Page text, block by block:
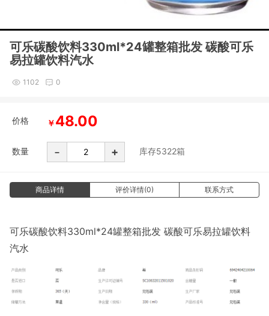
可乐碳酸饮料330ml*24罐整箱批发 碳酸可乐
易拉罐饮料汽水
1102 0
价格 ￥48.00
数量 - + 库存5322箱
商品详情 评价详情(0) 联系方式
可乐碳酸饮料330ml*24罐整箱批发 碳酸可乐易拉罐饮料
汽水